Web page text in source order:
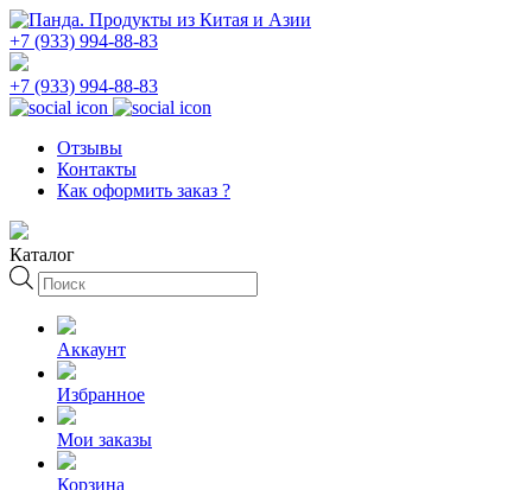
+7 (933) 994-88-83
+7 (933) 994-88-83
Отзывы
Контакты
Как оформить заказ ?
Каталог
Поиск
товаров
Аккаунт
Избранное
Мои заказы
Корзина